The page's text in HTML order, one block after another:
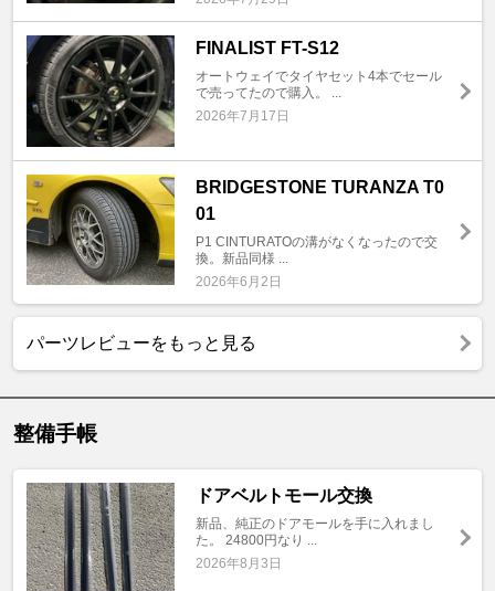
FINALIST FT-S12
オートウェイでタイヤセット4本でセール
で売ってたので購入。 ...
2026年7月17日
BRIDGESTONE TURANZA T0
01
P1 CINTURATOの溝がなくなったので交
換。新品同様 ...
2026年6月2日
パーツレビューをもっと見る
整備手帳
ドアベルトモール交換
新品、純正のドアモールを手に入れまし
た。 24800円なり ...
2026年8月3日